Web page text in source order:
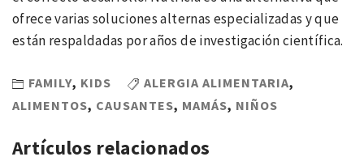
ofrece varias soluciones alternas especializadas y que
están respaldadas por años de investigación científica.
FAMILY, KIDS ALERGIA ALIMENTARIA,
ALIMENTOS, CAUSANTES, MAMÁS, NIÑOS
Artículos relacionados